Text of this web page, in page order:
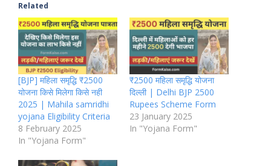
Related
[BJP] महिला समृद्धि ₹2500
योजना किसे मिलेगा किसे नही
2025 | Mahila samridhi
yojana Eligibility Criteria
8 February 2025
In "Yojana Form"
₹2500 महिला समृद्धि योजना
दिल्ली | Delhi BJP 2500
Rupees Scheme Form
23 January 2025
In "Yojana Form"